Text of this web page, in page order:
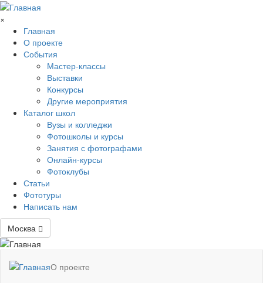
Перейти к основному содержанию
×
Главная
О проекте
События
Мастер-классы
Выставки
Конкурсы
Другие мероприятия
Каталог школ
Вузы и колледжи
Фотошколы и курсы
Занятия с фотографами
Онлайн-курсы
Фотоклубы
Статьи
Фототуры
Написать нам
Москва
О проекте